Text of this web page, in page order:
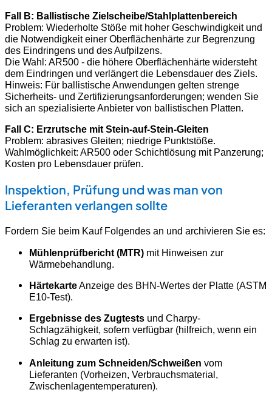
Fall B: Ballistische Zielscheibe/Stahlplattenbereich
Problem: Wiederholte Stöße mit hoher Geschwindigkeit und
die Notwendigkeit einer Oberflächenhärte zur Begrenzung
des Eindringens und des Aufpilzens.
Die Wahl: AR500 - die höhere Oberflächenhärte widersteht
dem Eindringen und verlängert die Lebensdauer des Ziels.
Hinweis: Für ballistische Anwendungen gelten strenge
Sicherheits- und Zertifizierungsanforderungen; wenden Sie
sich an spezialisierte Anbieter von ballistischen Platten.
Fall C: Erzrutsche mit Stein-auf-Stein-Gleiten
Problem: abrasives Gleiten; niedrige Punktstöße.
Wahlmöglichkeit: AR500 oder Schichtlösung mit Panzerung;
Kosten pro Lebensdauer prüfen.
Inspektion, Prüfung und was man von
Lieferanten verlangen sollte
Fordern Sie beim Kauf Folgendes an und archivieren Sie es:
Mühlenprüfbericht (MTR) mit Hinweisen zur
Wärmebehandlung.
HärtekarteAnzeige des BHN-Wertes der Platte (ASTM
E10-Test).
Ergebnisse des Zugtests und Charpy-
Schlagzähigkeit, sofern verfügbar (hilfreich, wenn ein
Schlag zu erwarten ist).
Anleitung zum Schneiden/Schweißen vom
Lieferanten (Vorheizen, Verbrauchsmaterial,
Zwischenlagentemperaturen).